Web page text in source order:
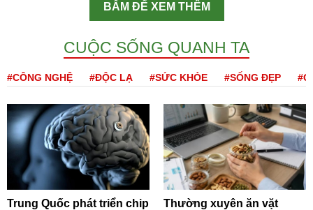
BẤM ĐỂ XEM THÊM
CUỘC SỐNG QUANH TA
#CÔNG NGHỆ #ĐỘC LẠ #SỨC KHỎE #SỐNG ĐẸP
Trung Quốc phát triển chip
Thường xuyên ăn vặt